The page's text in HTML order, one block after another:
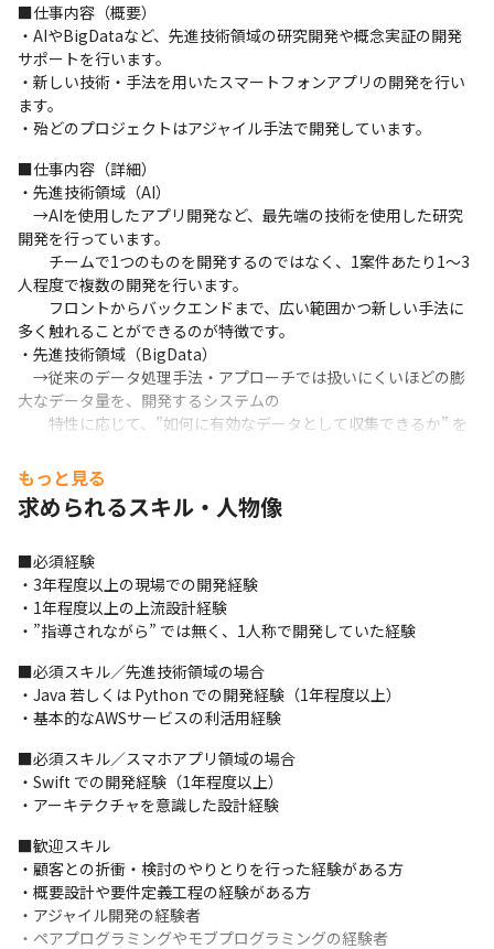
■仕事内容（概要）
・AIやBigDataなど、先進技術領域の研究開発や概念実証の開発
サポートを行います。
・新しい技術・手法を用いたスマートフォンアプリの開発を行い
ます。
・殆どのプロジェクトはアジャイル手法で開発しています。
■仕事内容（詳細）
・先進技術領域（AI）
→AIを使用したアプリ開発など、最先端の技術を使用した研究
開発を行っています。
チームで1つのものを開発するのではなく、1案件あたり1〜3
人程度で複数の開発を行います。
フロントからバックエンドまで、広い範囲かつ新しい手法に
多く触れることができるのが特徴です。
・先進技術領域（BigData）
→従来のデータ処理手法・アプローチでは扱いにくいほどの膨
大なデータ量を、開発するシステムの
特性に応じて、”如何に有効なデータとして収集できるか” を
AWSなどのクラウド環境の知識が必然的に身に付くと共に、
データサイエンティストとしてのスキル
もUPできるのが特徴です。
→単純にアプリを作るのでは無く、”どういうアーキテクチャを
選択すれば効率よいものが作れるか？”、
”今作っている画面は世の中の新しいUI/UXに追随できている
か？”、”それは利用者が使い易いか？”
ペアプロやモブプロでの開発を採用しているプロジェクトが
多く、お手本となるエンジニアの実装を
リアルタイムに学べるのが特徴です。
もっと見る
求められるスキル・人物像
■必須経験
・3年程度以上の現場での開発経験
・1年程度以上の上流設計経験
・”指導されながら” では無く、1人称で開発していた経験
■必須スキル／先進技術領域の場合
・Java 若しくは Python での開発経験（1年程度以上）
・基本的なAWSサービスの利活用経験
■必須スキル／スマホアプリ領域の場合
・Swift での開発経験（1年程度以上）
・アーキテクチャを意識した設計経験
■歓迎スキル
・顧客との折衝・検討のやりとりを行った経験がある方
・概要設計や要件定義工程の経験がある方
・アジャイル開発の経験者
・ペアプログラミングやモブプログラミングの経験者